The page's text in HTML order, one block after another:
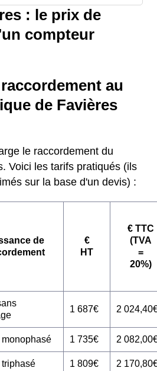
: le prix de
compteur
au
de Favières
le raccordement du
Voici les tarifs pratiqués (ils
sur la base d'un devis) :
de
€
HT
€ TTC
(TVA
=
20%)
1 687€ 2
monophasé 1 735€ 2
triphasé 1 809€ 2